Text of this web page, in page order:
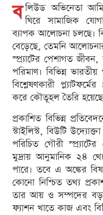
ব লিউড অভিনেতা
ঘিরে সামাজিক
ব্যাপক আলোচনা চলছে।
বেড়েছে, তেমনি
স্প্র্যাটের পেশাগত
পরিমাণ। বিভিন্ন
বিশ্লেষণকারী
করে কৌতূহল তৈরি
প্রকাশিত বিভিন্ন
স্টাইলিস্ট, বিউটি
পরিচিত গৌরী
মুদ্রায় আনুমানিক ২৪
পারে। তবে এ অঙ্কের
কোনো নিশ্চিত তথ্য
তার আয় ও সম্পদের বড়
ফ্যাশন খাতে কাজ এবং